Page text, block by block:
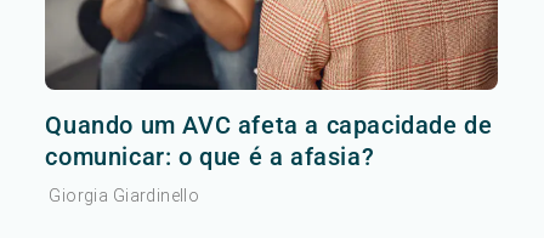
Quando um AVC afeta a capacidade de
comunicar: o que é a afasia?
Giorgia Giardinello